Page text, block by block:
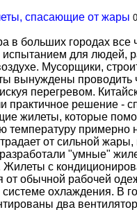
спасающие от жары
в больших городах все
испытанием для людей,
Мусорщики,
вынуждены
перегревом.
практичное решение -
жилеты, которые
примерно
от сильной жары,
"умные"
Жилеты с
от обычной рабочей
системе охлаждения. В
два